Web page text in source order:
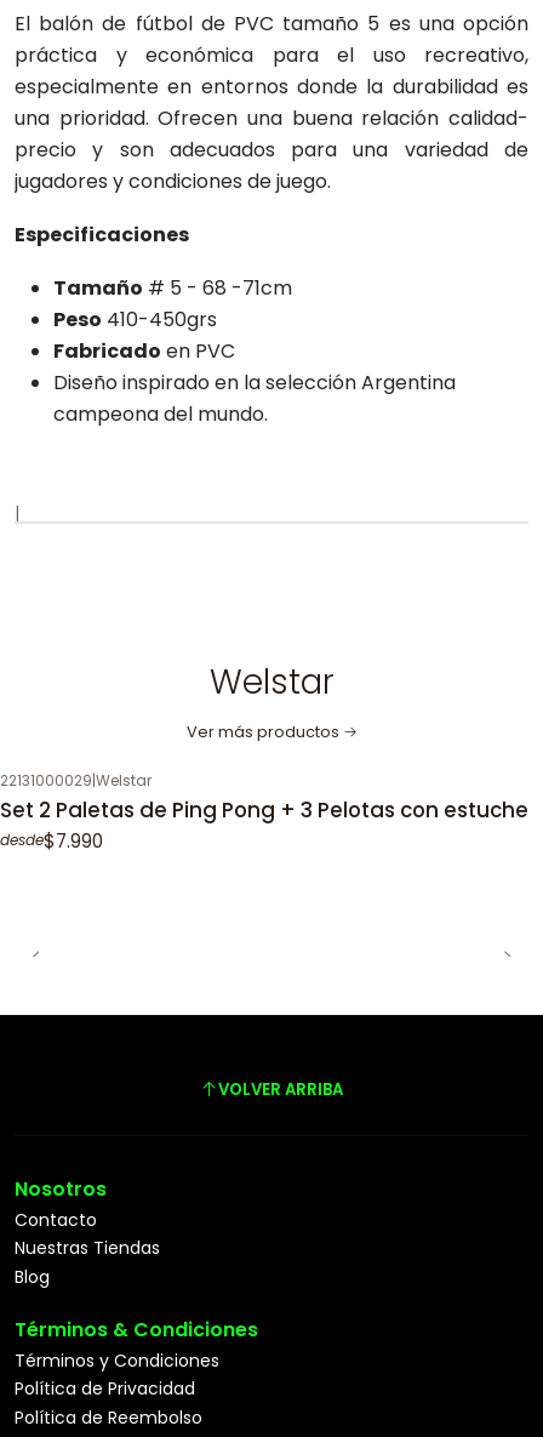
El balón de fútbol de PVC tamaño 5 es una opción
práctica y económica para el uso recreativo,
especialmente en entornos donde la durabilidad es
una prioridad. Ofrecen una buena relación calidad-
precio y son adecuados para una variedad de
jugadores y condiciones de juego.
Especificaciones
Tamaño # 5 - 68 -71cm
Peso 410-450grs
Fabricado en PVC
Diseño inspirado en la selección Argentina
campeona del mundo.
|
Welstar
Ver más productos
22131000029|Welstar
Set 2 Paletas de Ping Pong + 3 Pelotas con estuche
desde$7.990
VOLVER ARRIBA
Nosotros
Contacto
Nuestras Tiendas
Blog
Términos & Condiciones
Términos y Condiciones
Política de Privacidad
Política de Reembolso